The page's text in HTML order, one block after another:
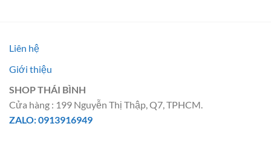
Liên hệ
Giới thiệu
SHOP THÁI BÌNH
Cửa hàng : 199 Nguyễn Thị Thập, Q7, TPHCM.
ZALO: 0913916949